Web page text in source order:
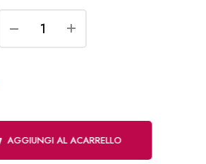
AGGIUNGI AL ACARRELLO